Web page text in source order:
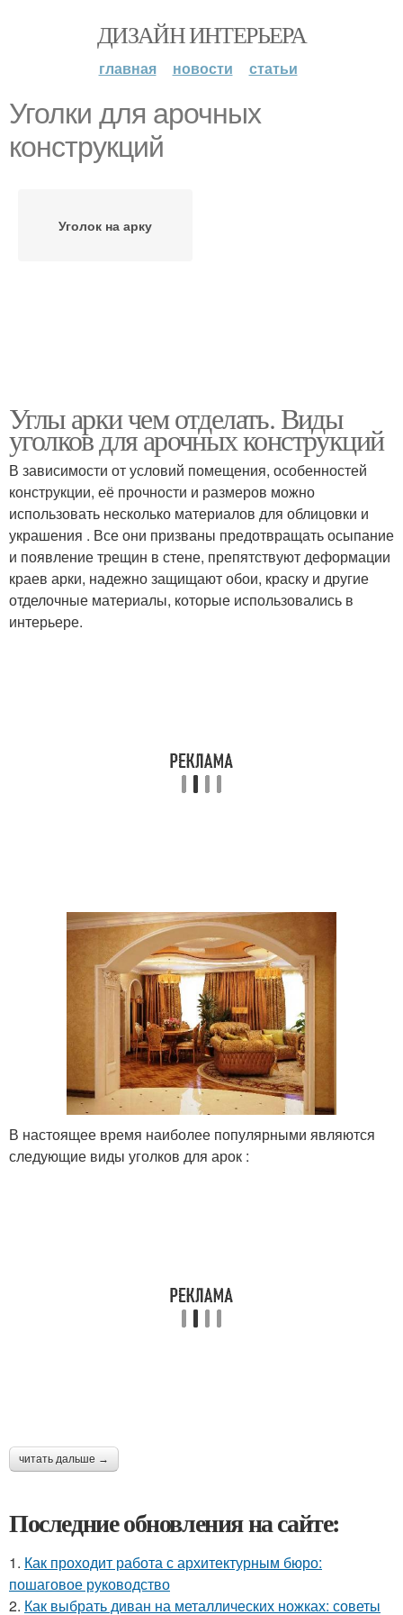
ДИЗАЙН ИНТЕРЬЕРА
главная новости статьи
Уголки для арочных
конструкций
Уголок на арку
Углы арки чем отделать. Виды
уголков для арочных конструкций
В зависимости от условий помещения, особенностей
конструкции, её прочности и размеров можно
использовать несколько материалов для облицовки и
украшения . Все они призваны предотвращать осыпание
и появление трещин в стене, препятствуют деформации
краев арки, надежно защищают обои, краску и другие
отделочные материалы, которые использовались в
интерьере.
В настоящее время наиболее популярными являются
следующие виды уголков для арок :
читать дальше →
Последние обновления на сайте:
1. Как проходит работа с архитектурным бюро:
пошаговое руководство
2. Как выбрать диван на металлических ножках: советы